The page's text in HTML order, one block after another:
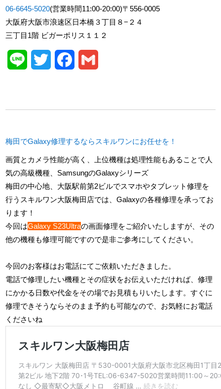
06-6645-5020(営業時間11:00-20:00)〒556-0005
大阪府大阪市浪速区日本橋３丁目８−２４
三丁目1階 ビガーポリス１１２
Line Twitter Facebook
梅田でGalaxy修理するならスキルワンにお任せを！
画質とカメラ性能が高く、上位機種は処理性能もあることで人
気の高級機種、SamsungのGalaxyシリーズ
梅田の中心地、大阪駅前第2ビルでスマホやタブレット修理を
行うスキルワン大阪梅田店では、Galaxyの各種修理を承ってお
ります！
今回はGalaxy S23Ultraの画面修理をご紹介いたしますが、その
他の機種も修理可能ですので是非ご参考にしてください。
今回のお客様はお電話にてご依頼いただきました。
電話で修理したい機種とその症状をお伝えいただければ、修理
にかかる日数や代金をその場でお見積もりいたします。すぐに
修理できそうならそのまま予約も可能なので、お気軽にお電話
くださいね